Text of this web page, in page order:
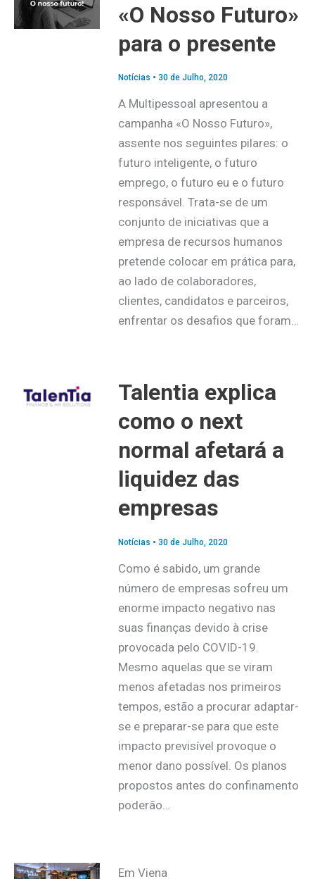
«O Nosso Futuro»
para o presente
Notícias • 30 de Julho, 2020
A Multipessoal apresentou a
campanha «O Nosso Futuro»,
assente nos seguintes pilares: o
futuro inteligente, o futuro
emprego, o futuro eu e o futuro
responsável. Trata-se de um
conjunto de iniciativas que a
empresa de recursos humanos
pretende colocar em prática para,
ao lado de colaboradores,
clientes, candidatos e parceiros,
enfrentar os desafios que foram…
Talentia explica
como o next
normal afetará a
liquidez das
empresas
Notícias • 30 de Julho, 2020
Como é sabido, um grande
número de empresas sofreu um
enorme impacto negativo nas
suas finanças devido à crise
provocada pelo COVID-19.
Mesmo aquelas que se viram
menos afetadas nos primeiros
tempos, estão a procurar adaptar-
se e preparar-se para que este
impacto previsível provoque o
menor dano possível. Os planos
propostos antes do confinamento
poderão…
Em Viena